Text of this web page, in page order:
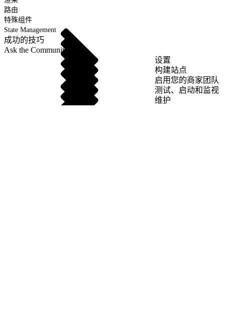
路由
特殊组件
State Management
成功的技巧
Ask the Community
设置
构建站点
启用您的商家团队
测试、启动和监视
维护